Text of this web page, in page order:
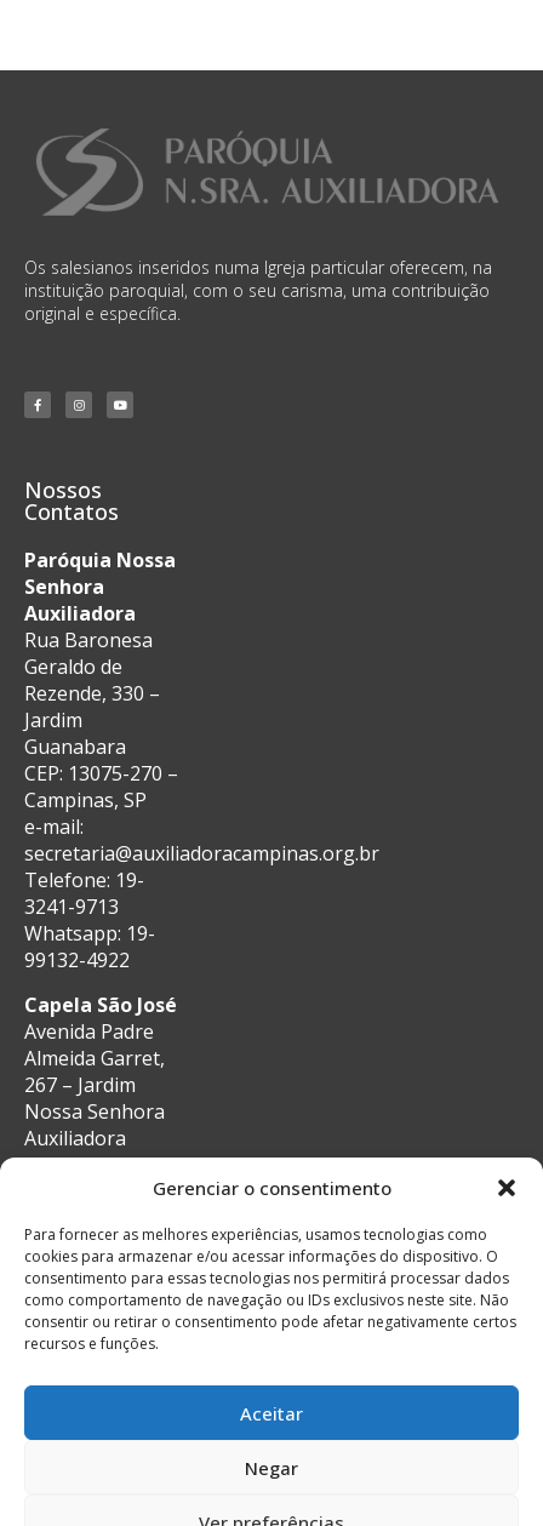
Gerenciar o consentimento
Para fornecer as melhores experiências, usamos tecnologias como
cookies para armazenar e/ou acessar informações do dispositivo. O
consentimento para essas tecnologias nos permitirá processar dados
como comportamento de navegação ou IDs exclusivos neste site. Não
consentir ou retirar o consentimento pode afetar negativamente certos
recursos e funções.
Aceitar
Negar
Os salesianos inseridos numa Igreja particular oferecem, na
instituição paroquial, com o seu carisma, uma contribuição
original e específica.
Nossos
Contatos
Paróquia Nossa
Senhora
Auxiliadora
Rua Baronesa
Geraldo de
Rezende, 330 –
Jardim
Guanabara
CEP: 13075-270 –
Campinas, SP
e-mail:
secretaria@auxiliadoracampinas.org.br
Telefone: 19-
3241-9713
Whatsapp: 19-
99132-4922
Capela São José
Avenida Padre
Almeida Garret,
267 – Jardim
Nossa Senhora
Auxiliadora
CEP: 13087-29 –
secretaria@auxiliadoracampinas.org.br
Telefone: 19-
3241-9713
Whatsapp: 19-
99132-4922
© Todos os direitos reservados